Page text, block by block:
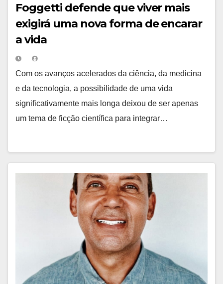
Foggetti defende que viver mais
exigirá uma nova forma de encarar
a vida
Com os avanços acelerados da ciência, da medicina
e da tecnologia, a possibilidade de uma vida
significativamente mais longa deixou de ser apenas
um tema de ficção científica para integrar…